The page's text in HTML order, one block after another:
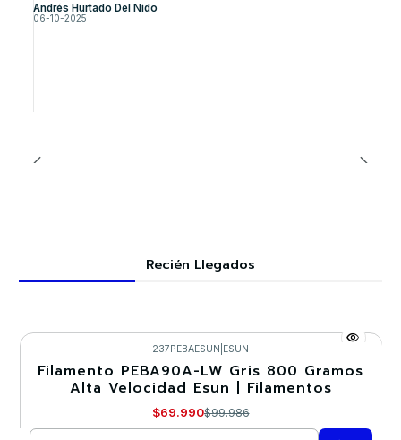
Andrés Hurtado Del Nido
06-10-2025
Recién Llegados
-30%
237PEBAESUN ESUN
Filamento PEBA90A-LW Gris 800 Gramos
Alta Velocidad Esun | Filamentos
$69.990$99.986